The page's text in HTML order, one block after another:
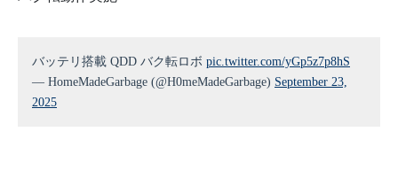
バッテリ搭載 QDD バク転ロボ pic.twitter.com/yGp5z7p8hS
— HomeMadeGarbage (@H0meMadeGarbage) September 23,
2025